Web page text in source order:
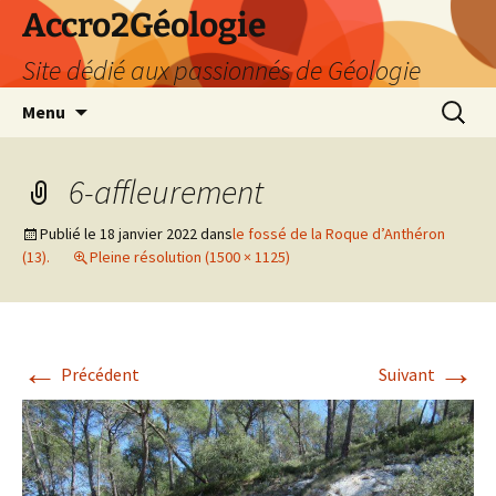
Accro2Géologie
Site dédié aux passionnés de Géologie
Menu
6-affleurement
Publié le 18 janvier 2022dansle fossé de la Roque d’Anthéron
(13).
Pleine résolution (1500 × 1125)
← Précédent Suivant →